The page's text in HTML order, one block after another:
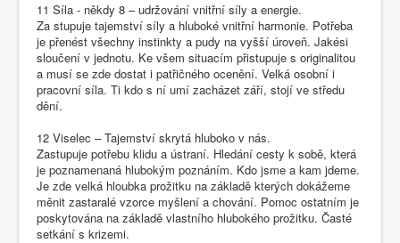
11 Síla - někdy 8 – udržování vnitřní síly a energie.
Za stupuje tajemství síly a hluboké vnitřní harmonie. Potřeba
je přenést všechny instinkty a pudy na vyšší úroveň. Jakési
sloučení v jednotu. Ke všem situacím přistupuje s originalitou
a musí se zde dostat i patřičného ocenění. Velká osobní i
pracovní síla. Ti kdo s ní umí zacházet září, stojí ve středu
dění.
12 Viselec – Tajemství skrytá hluboko v nás.
Zastupuje potřebu klidu a ústraní. Hledání cesty k sobě, která
je poznamenaná hlubokým poznáním. Kdo jsme a kam jdeme.
Je zde velká hloubka prožitku na základě kterých dokážeme
měnit zastaralé vzorce myšlení a chování. Pomoc ostatním je
poskytována na základě vlastního hlubokého prožitku. Časté
setkání s krizemi.